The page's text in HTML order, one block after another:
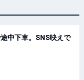
中下車。SNS映えで